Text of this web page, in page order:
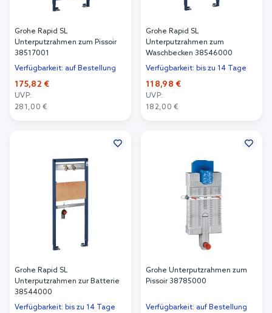
Grohe Rapid SL
Unterputzrahmen zum Pissoir
38517001
Verfügbarkeit: auf Bestellung
175,82 €
UVP:
281,00 €
Grohe Rapid SL
Unterputzrahmen zum
Waschbecken 38546000
Verfügbarkeit: bis zu 14 Tage
118,98 €
UVP:
182,00 €
Grohe Rapid SL
Unterputzrahmen zur Batterie
38544000
Verfügbarkeit: bis zu 14 Tage
Grohe Unterputzrahmen zum
Pissoir 38785000
Verfügbarkeit: auf Bestellung